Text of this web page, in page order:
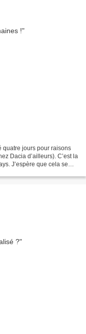
quatre jours pour raisons
Dacia d’ailleurs). C’est la
J’espère que cela se